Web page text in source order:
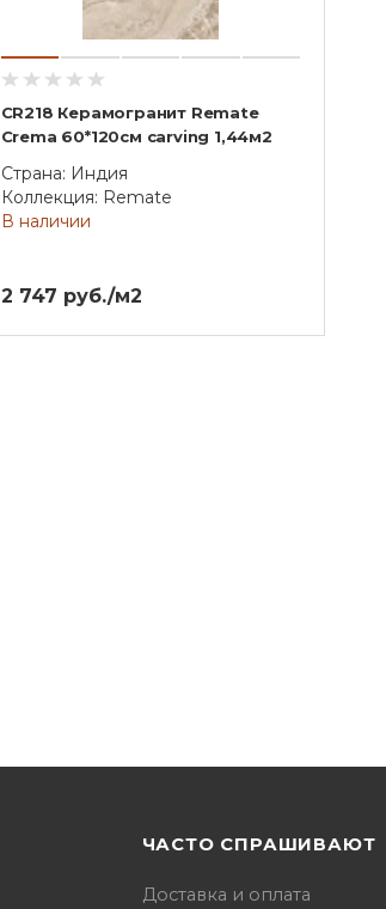
CR218 Керамогранит Remate
Crema 60*120см carving 1,44м2
Страна: Индия
Коллекция: Remate
В наличии
2 747 руб./м2
ЧАСТО СПРАШИВАЮТ
Доставка и оплата